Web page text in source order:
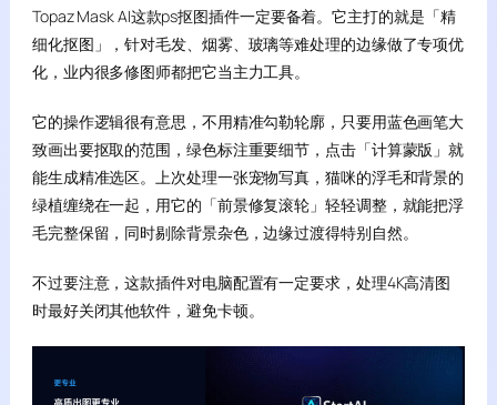
Topaz Mask AI这款ps抠图插件一定要备着。它主打的就是「精
细化抠图」，针对毛发、烟雾、玻璃等难处理的边缘做了专项优
化，业内很多修图师都把它当主力工具。
它的操作逻辑很有意思，不用精准勾勒轮廓，只要用蓝色画笔大
致画出要抠取的范围，绿色标注重要细节，点击「计算蒙版」就
能生成精准选区。上次处理一张宠物写真，猫咪的浮毛和背景的
绿植缠绕在一起，用它的「前景修复滚轮」轻轻调整，就能把浮
毛完整保留，同时剔除背景杂色，边缘过渡得特别自然。
不过要注意，这款插件对电脑配置有一定要求，处理4K高清图
时最好关闭其他软件，避免卡顿。